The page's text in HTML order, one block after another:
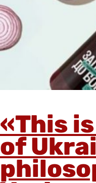
«This
of